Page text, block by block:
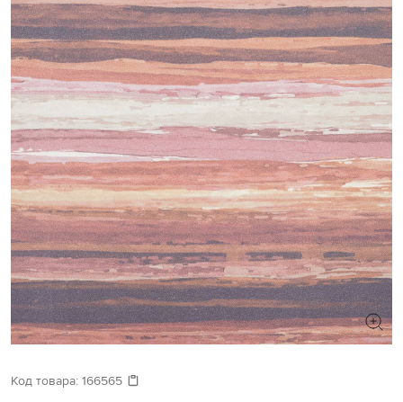
Код товара: 166565